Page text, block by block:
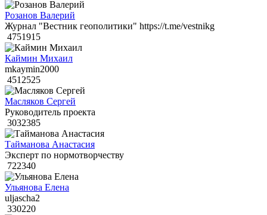
Розанов Валерий
Журнал "Вестник геополитики" https://t.me/vestnikg
4751915
Каймин Михаил
mkaymin2000
4512525
Масляков Сергей
Руководитель проекта
3032385
Тайманова Анастасия
Эксперт по нормотворчеству
722340
Ульянова Елена
uljascha2
330220